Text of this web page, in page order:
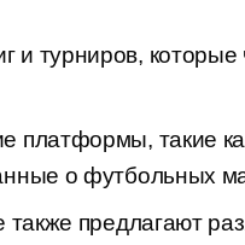
турниров, которые
платформы, такие
о футбольных
предлагают